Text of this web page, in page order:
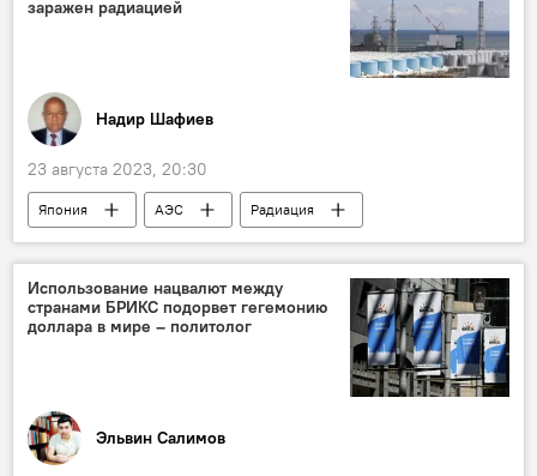
заражен радиацией
Надир Шафиев
23 августа 2023, 20:30
Япония АЭС
Радиация
Экология
Колумнисты Фукусима
Использование нацвалют между
странами БРИКС подорвет гегемонию
доллара в мире – политолог
Эльвин Салимов